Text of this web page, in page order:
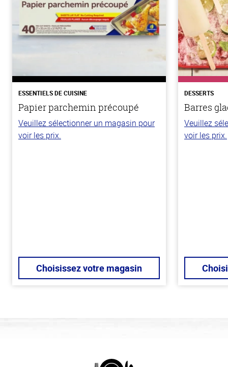
ESSENTIELS DE CUISINE
Papier parchemin précoupé
Veuillez sélectionner un magasin pour
voir les prix.
Choisissez votre magasin
DESSERTS
Barres
Veuillez
voir les prix.